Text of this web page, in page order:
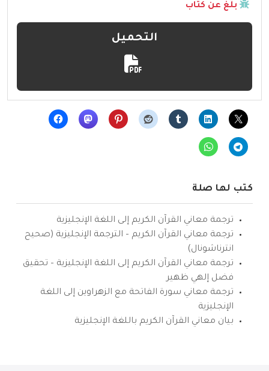
بلّغ عن كتاب
التحميل
كتب لها صلة
ترجمة معاني القرآن الكريم إلى اللغة الإنجليزية
ترجمة معاني القرآن الكريم – الترجمة الإنجليزية (صحيح
انترناشونال)
ترجمة معاني القرآن الكريم إلى اللغة الإنجليزية – تحقيق
فضل إلهي ظهير
ترجمة معاني سورة الفاتحة مع الزهراوين إلى اللغة
الإنجليزية
بيان معاني القرآن الكريم باللغة الإنجليزية